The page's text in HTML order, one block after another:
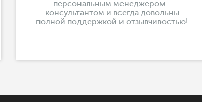
персональным менеджером -
консультантом и всегда довольны
полной поддержкой и отзывчивостью!